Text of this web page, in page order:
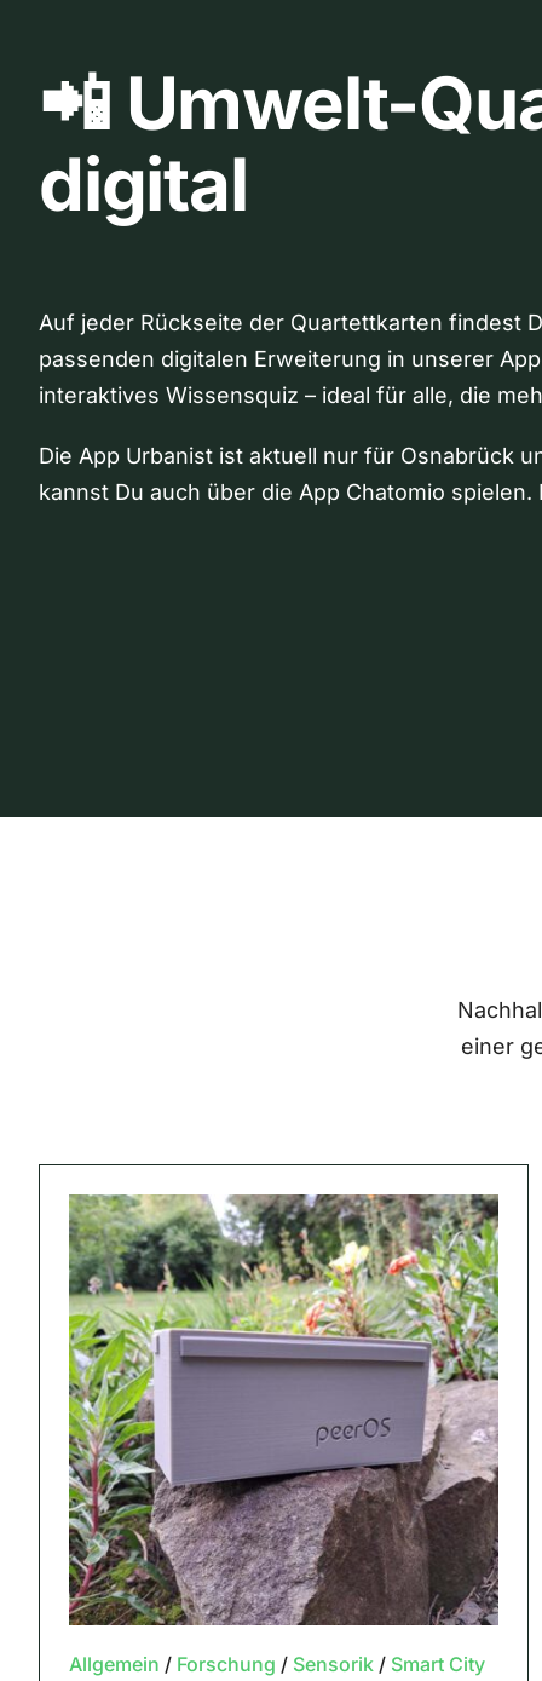
📲 Umwelt-
digital
Auf jeder Rückseite der Quartettkarten findest
passenden digitalen Erweiterung in unserer
interaktives Wissensquiz – ideal für alle, die
Die App Urbanist ist aktuell nur für Osnabrück
kannst Du auch über die App Chatomio
einer
Allgemein / Forschung / Sensorik/ Smart City